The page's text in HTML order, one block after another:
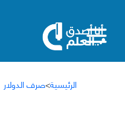
الرئيسية>صرف الدولار